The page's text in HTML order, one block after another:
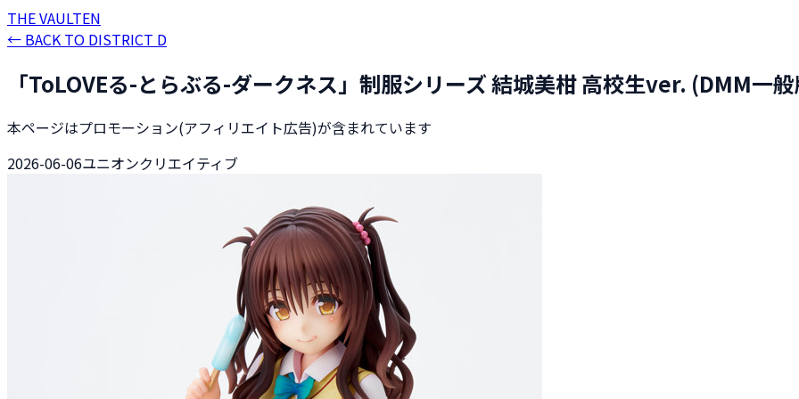
THEVAULTEN
← BACK TO DISTRICT D
「ToLOVEる-とらぶる-ダークネス」制服シリーズ 結城美柑 高校生ver. (DMM一
本ページはプロモーション(アフィリエイト広告)が含まれています
2026-06-06ユニオンクリエイティブ